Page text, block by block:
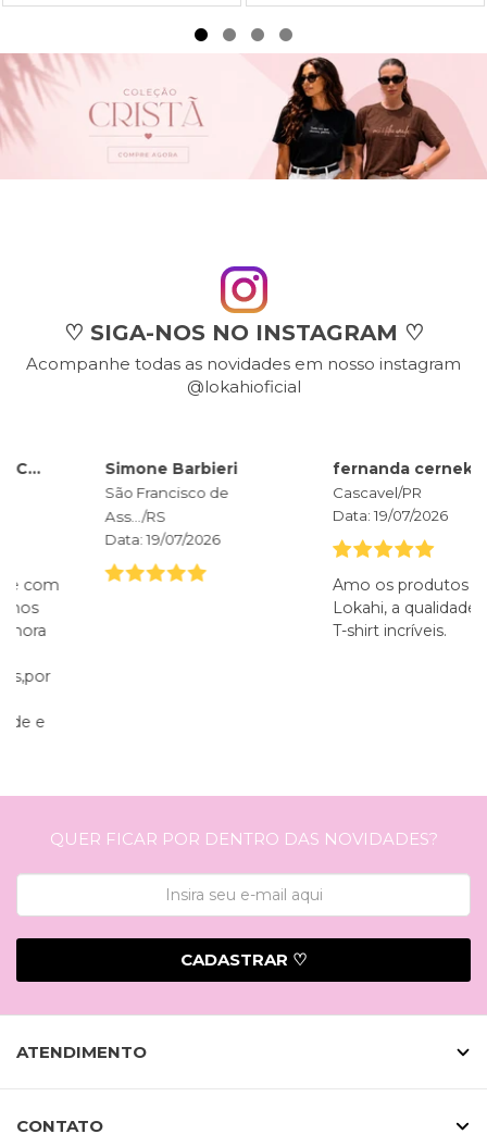
♡ SIGA-NOS NO INSTAGRAM ♡
Acompanhe todas as novidades em nosso instagram
@lokahioficial
Simone Barbieri
São Francisco de
19/07/2026
fernanda cernek
/PR
19/07/2026
Amo os produtos da
Lokahi, a qualidade das
T-shirt incríveis.
QUER FICAR POR DENTRO DAS NOVIDADES?
CADASTRAR ♡
ATENDIMENTO
CONTATO